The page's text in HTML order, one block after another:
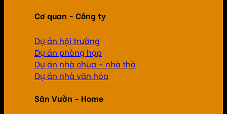
Cơ quan - Công ty
Dự án hội trường
Dự án phòng họp
Dự án nhà chùa - nhà thờ
Dự án nhà văn hóa
Sân Vườn - Home